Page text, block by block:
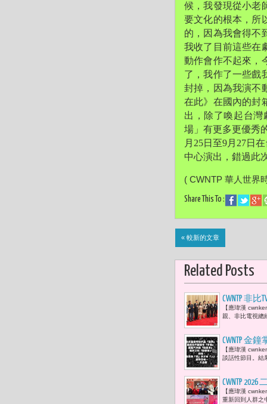
候，我發現從小老
要文化的根本，所
的， 因為我會得不
我收了目前這些在
動作會作不起來，
了，我作了一些戲
封掉，因為我演不
在此》在國內的封
出， 除了喚起台灣
場」 有更多更優秀
月25日至9月27日
中心演出， 錯過此
( CWNTP 華人世界
Share This To :
« 較新的文章
Related Posts
CWNTP 非
共築善的
【應瑋漢
親、非比電視總
CWNTP 金
財危機
【應瑋漢
談話性節目。結
CWNTP
歌手熱力
【應瑋漢
重新回到人群之